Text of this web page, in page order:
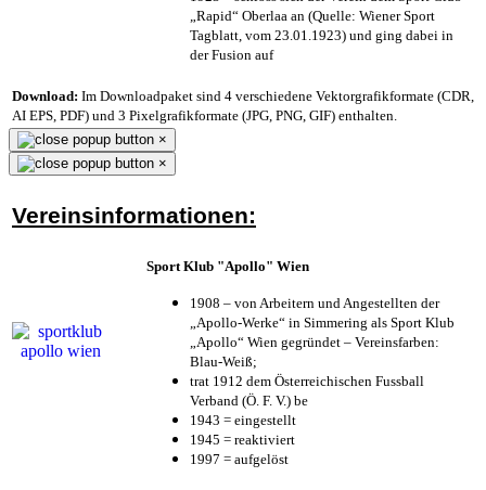
„Rapid“ Oberlaa an (Quelle: Wiener Sport
Tagblatt, vom 23.01.1923) und ging dabei in
der Fusion auf
Download: Im Downloadpaket sind 4 verschiedene Vektorgrafikformate (CDR,
AI EPS, PDF) und 3 Pixelgrafikformate (JPG, PNG, GIF) enthalten.
×
×
Vereinsinformationen:
Sport Klub "Apollo" Wien
1908 – von Arbeitern und Angestellten der
„Apollo-Werke“ in Simmering als Sport Klub
„Apollo“ Wien gegründet – Vereinsfarben:
Blau-Weiß;
trat 1912 dem Österreichischen Fussball
Verband (Ö. F. V.) be
1943 = eingestellt
1945 = reaktiviert
1997 = aufgelöst